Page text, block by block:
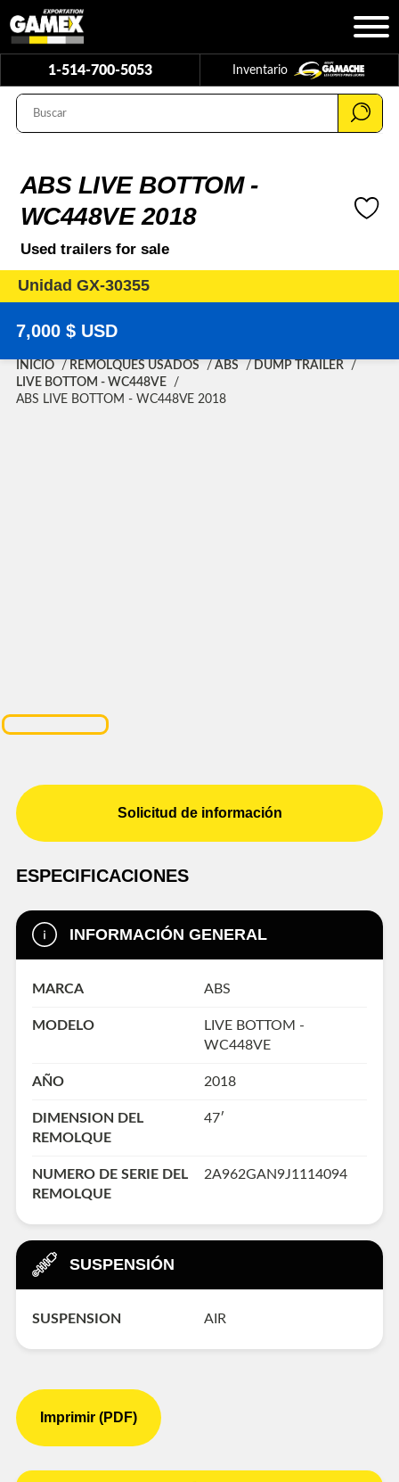
1-514-700-5053 Inventario
ABS LIVE BOTTOM -
WC448VE 2018
Used trailers for sale
Unidad GX-30355
7,000 $ USD
INICIO REMOLQUES USADOS ABS
DUMP TRAILER
LIVE BOTTOM - WC448VE
ABS LIVE BOTTOM - WC448VE 2018
Solicitud de información
ESPECIFICACIONES
INFORMACIÓN GENERAL
MARCA ABS
MODELO
LIVE BOTTOM -
WC448VE
AÑO 2018
DIMENSION DEL
REMOLQUE
47′
NUMERO DE SERIE DEL
REMOLQUE
2A962GAN9J1114094
SUSPENSIÓN
SUSPENSION AIR
Imprimir (PDF)